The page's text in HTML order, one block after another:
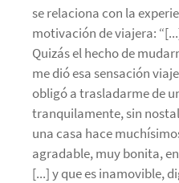
se relaciona con la
motivación de viajera:
Quizás el hecho de
me dió esa sensación
obligó a trasladarme de
tranquilamente, sin
una casa hace
agradable, muy bonita,
[...] y que es inamovible,